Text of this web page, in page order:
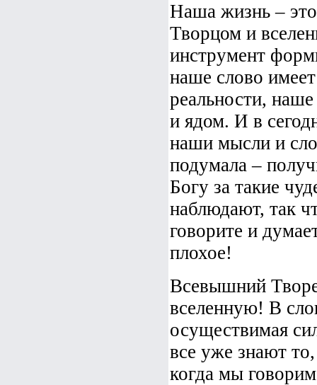
Наша жизнь –
Творцом и
инструмент
наше слово
реальности,
и ядом. И в
наши мысли и
подумала –
Богу за такие
наблюдают, так
говорите и
плохое!
Всевышний
вселенную! В
осуществимая
все уже знают
когда мы